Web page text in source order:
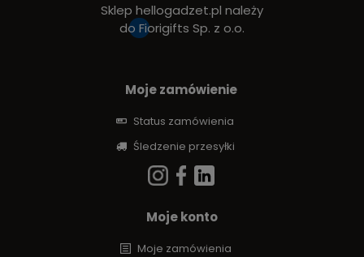
Sklep hellogadzet.pl należy
do Fiorigifts Sp. z o.o.
Moje zamówienie
Status zamówienia
Śledzenie przesyłki
Moje konto
Moje zamówienia